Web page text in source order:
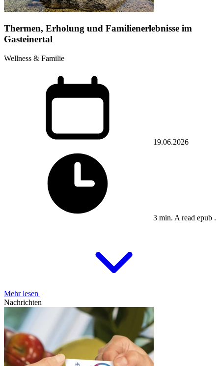
Thermen, Erholung und Familienerlebnisse im
Gasteinertal
Wellness & Familie
19.06.2026
3 min. A read epub .
Mehr lesen
Nachrichten